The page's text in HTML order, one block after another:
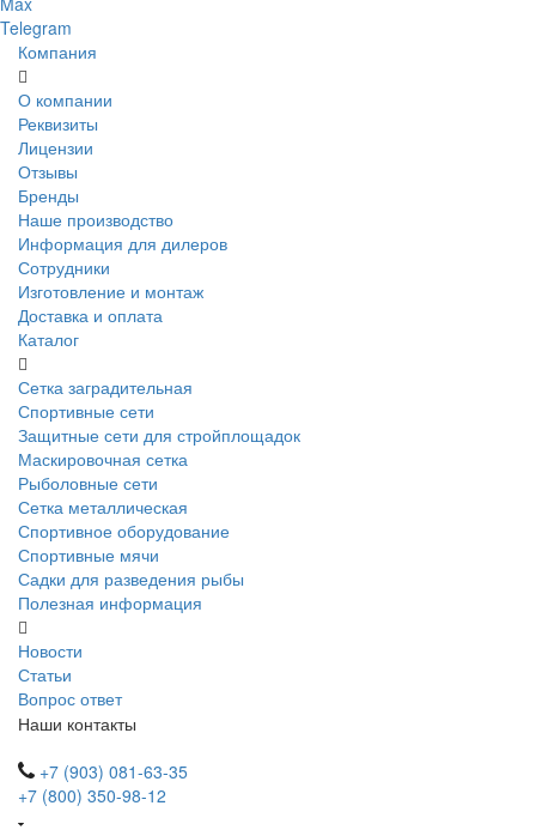
Telegram
Компания
О компании
Реквизиты
Лицензии
Отзывы
Бренды
Наше производство
Информация для дилеров
Сотрудники
Изготовление и монтаж
Доставка и оплата
Каталог
Сетка заградительная
Спортивные сети
Защитные сети для стройплощадок
Маскировочная сетка
Рыболовные сети
Сетка металлическая
Спортивное оборудование
Спортивные мячи
Садки для разведения рыбы
Полезная информация
Новости
Статьи
Вопрос ответ
Наши контакты
+7 (903) 081-63-35
+7 (800) 350-98-12